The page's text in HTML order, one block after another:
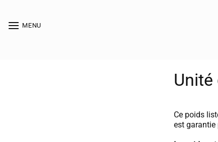
contenu
MENU
Unité
Ce poids
est garantie